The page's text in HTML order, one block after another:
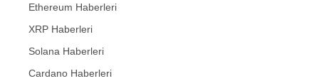
Ethereum Haberleri
XRP Haberleri
Solana Haberleri
Cardano Haberleri